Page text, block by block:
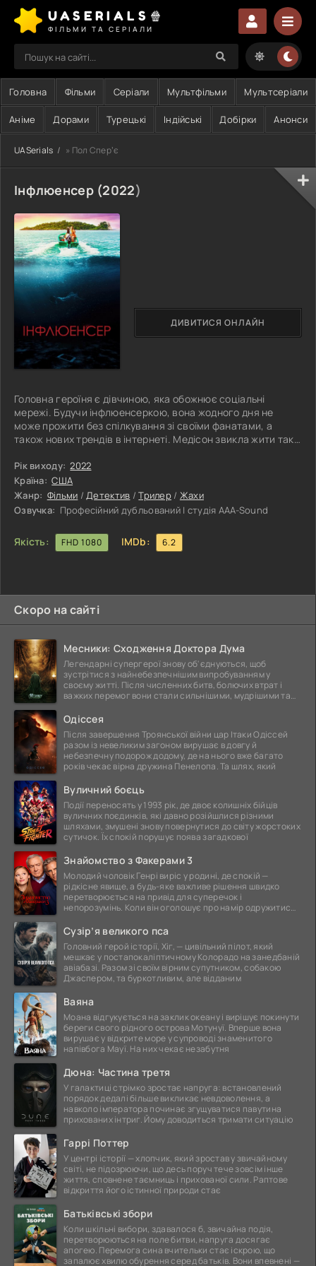
UASERIALS🍿
ФІЛЬМИ ТА СЕРІАЛИ
Головна Фільми Серіали Мультфільми Мультсеріали
Аніме Дорами Турецькі Індійські Добірки Анонси
UASerials » Пол Сперʼє
Інфлюенсер (2022)
Головна героїня є дівчиною, яка обожнює соціальні
мережі. Будучи інфлюенсеркою, вона жодного дня не
може прожити без спілкування зі своїми фанатами, а
також нових трендів в інтернеті. Медісон звикла жити так,
Нічого тут не поробиш. Головна героїня вирішує вирушити
у відпустку, і її вибір падає на Таїланд. Саме в цій країні
вона знайомиться із загадковою дівчиною, яка подорожує
по всьому світу. Інфлюенсерка, саме від цієї героїні
Рік виходу: 2022
Країна: США
Жанр: Фільми /Детектив /Трилер / Жахи
Озвучка: Професійний дубльований | студія AAA-Sound
Якість: FHD 1080 IMDb: 6.2
ДИВИТИСЯ ОНЛАЙН
Скоро на сайті
Месники: Сходження Доктора Дума
Легендарні супергерої знову об'єднуються, щоб
зустрітися з найнебезпечнішим випробуванням у
своєму житті. Після численних битв, болючих втрат і
важких перемог вони стали сильнішими, мудрішими та
Одіссея
Після завершення Троянської війни цар Ітаки Одіссей
разом із невеликим загоном вирушає в довгу й
небезпечну подорож додому, де на нього вже багато
років чекає вірна дружина Пенелопа. Та шлях, який
Вуличний боєць
Події переносять у 1993 рік, де двоє колишніх бійців
вуличних поєдинків, які давно розійшлися різними
шляхами, змушені знову повернутися до світу жорстоких
сутичок. Їх спокій порушує поява загадкової
Знайомство з Факерами 3
Молодий чоловік Генрі виріс у родині, де спокій —
рідкісне явище, а будь-яке важливе рішення швидко
перетворюється на привід для суперечок і
непорозумінь. Коли він оголошує про намір одружитися,
Сузір’я великого пса
Головний герой історії, Хіг, — цивільний пілот, який
мешкає у постапокаліптичному Колорадо на занедбаній
авіабазі. Разом зі своїм вірним супутником, собакою
Джаспером, та буркотливим, але відданим
Ваяна
Моана відгукується на заклик океану і вирішує покинути
береги свого рідного острова Мотунуї. Вперше вона
вирушає у відкрите море у супроводі знаменитого
напівбога Мауї. На них чекає незабутня
Дюна: Частина третя
У галактиці стрімко зростає напруга: встановлений
порядок дедалі більше викликає невдоволення, а
навколо імператора починає згущуватися павутина
прихованих інтриг. Йому доводиться тримати ситуацію
Гаррі Поттер
У центрі історії — хлопчик, який зростав у звичайному
світі, не підозрюючи, що десь поруч тече зовсім інше
життя, сповнене таємниць і прихованої сили. Раптове
відкриття його істинної природи стає
Батьківські збори
Коли шкільні вибори, здавалося б, звичайна подія,
перетворюються на поле битви, напруга досягає
апогею. Перемога сина вчительки стає іскрою, що
запалює хвилю обурення серед батьків. Вони впевнені —